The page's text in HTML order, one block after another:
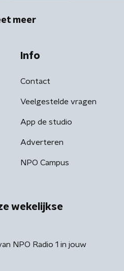
meer
Info
Contact
Veelgestelde vragen
App de studio
Adverteren
NPO Campus
wekelijkse
NPO Radio 1 in jouw